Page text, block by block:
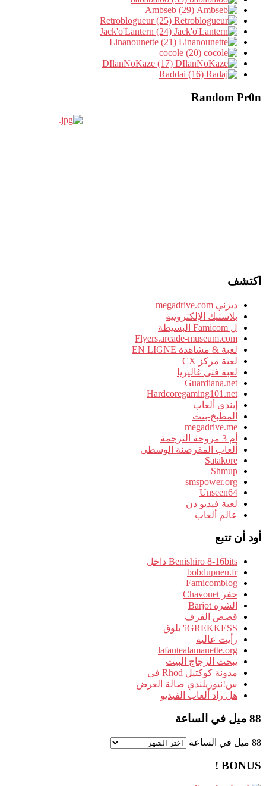
Random Pr0n
اكتشف
ديزني megadrive.com
بلاستيك الإلكترونية
ل Famicom البسيطة
Flyers.arcade-museum.com
لعبة & مشاهدة EN LIGNE
لعبة مركز CX
لعبة فتى غاليريا
Guardiana.net
Hardcoregaming101.net
إيندي ألعاب
المطبخ-بنت
megadrive.me
أم 3 مروحة الترجمة
ألعاب المقرصنة الوسطى
Satakore
Shmup
smspower.org
Unseen64
لعبة فيديو دن
عالم ألعاب
أود أن تتبع
Benishiro 8-16bits داخل
bobdupneu.fr
Famicomblog
حفر Chavouet
الشره Barjot
قصص القرف
iGREKKESS' بلوق
رأيت عالية
lafautealamanette.org
يبحث الزجاج البيت
مدونة كوكتيل Rhod في
س!نيوزيلندي صالة العرض
هل راد ألعاب الفيديو
88 ميل في الساعة
88 ميل في الساعة
BONUS !